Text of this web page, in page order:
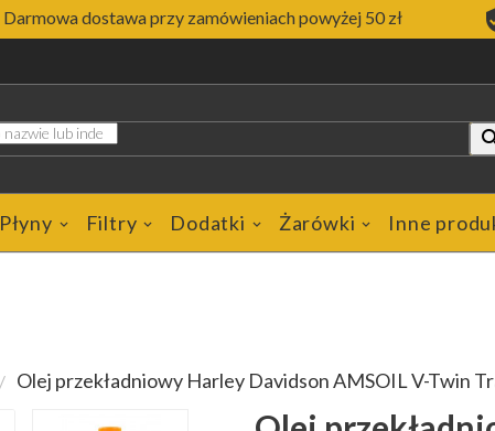
Darmowa dostawa przy zamówieniach powyżej 50 zł
Płyny Filtry Dodatki Żarówki Inne
Olej przekładniowy Harley Davidson AMSOIL V-Twin